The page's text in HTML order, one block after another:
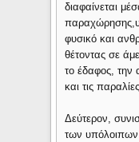
διαφαίνεται
φυσικό και
θέτοντας σε
το έδαφος, την
και τις
Δεύτερον,
των υπόλοιπων